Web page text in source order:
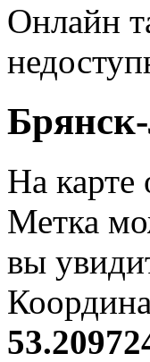
Онлайн
На карте
Метка
вы